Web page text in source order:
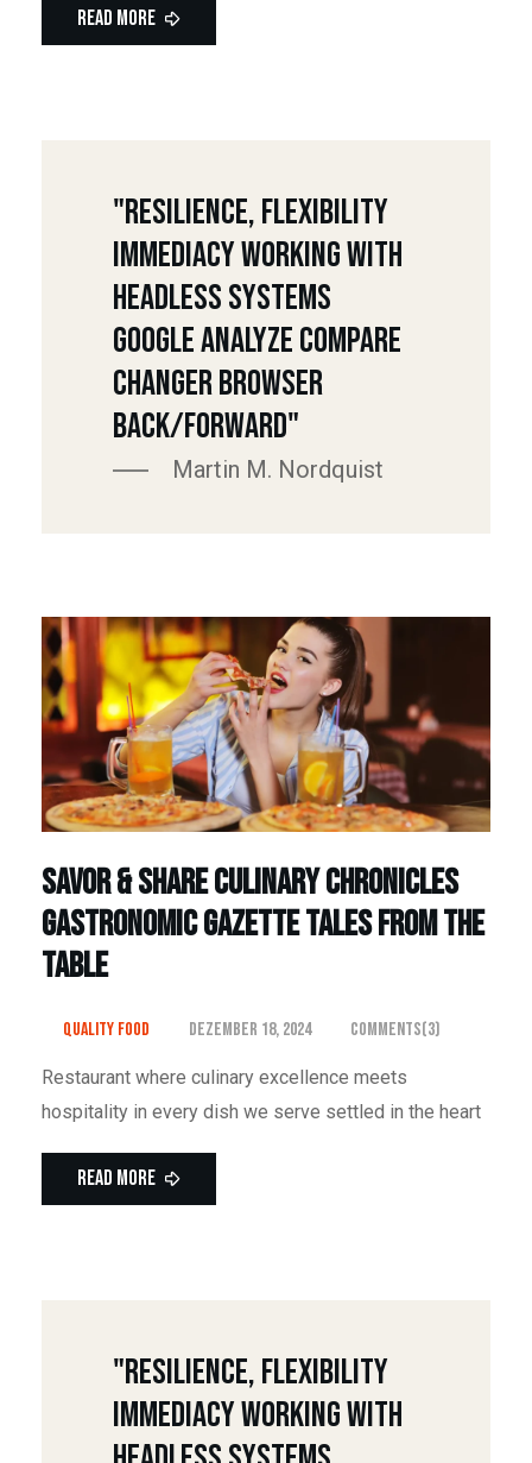
Read More
"Resilience, Flexibility
Immediacy Working With
Headless Systems
Google Analyze Compare
Changer Browser
Back/Forward"
Martin M. Nordquist
Savor & Share Culinary Chronicles
Gastronomic Gazette Tales from the
Table
Quality Food Dezember 18, 2024 Comments(3)
Restaurant where culinary excellence meets
hospitality in every dish we serve settled in the heart
Read More
"Resilience, Flexibility
Immediacy Working With